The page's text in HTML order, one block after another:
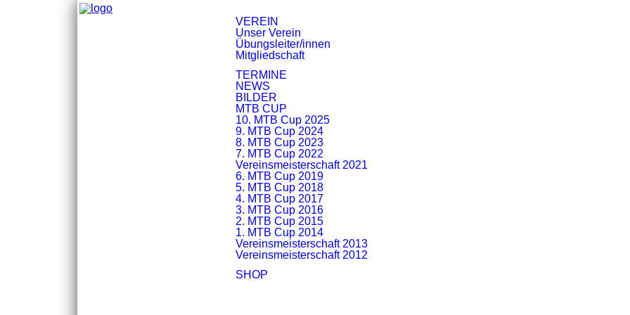
Navigation
überspringen
VEREIN
Unser Verein
Übungsleiter/innen
Mitgliedschaft
TERMINE
NEWS
BILDER
MTB CUP
10. MTB Cup 2025
9. MTB Cup 2024
8. MTB Cup 2023
7. MTB Cup 2022
Vereinsmeisterschaft 2021
6. MTB Cup 2019
5. MTB Cup 2018
4. MTB Cup 2017
3. MTB Cup 2016
2. MTB Cup 2015
1. MTB Cup 2014
Vereinsmeisterschaft 2013
Vereinsmeisterschaft 2012
SHOP
MTB Bieberstein